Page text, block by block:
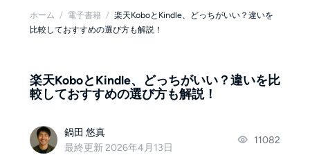
ホーム / 電子書籍 / 楽天KoboとKindle、どっちがいい？違いを
比較しておすすめの選び方も解説！
楽天KoboとKindle、どっちがいい？違いを比
較しておすすめの選び方も解説！
鍋田 悠真
最終更新 2026年4月13日
11082